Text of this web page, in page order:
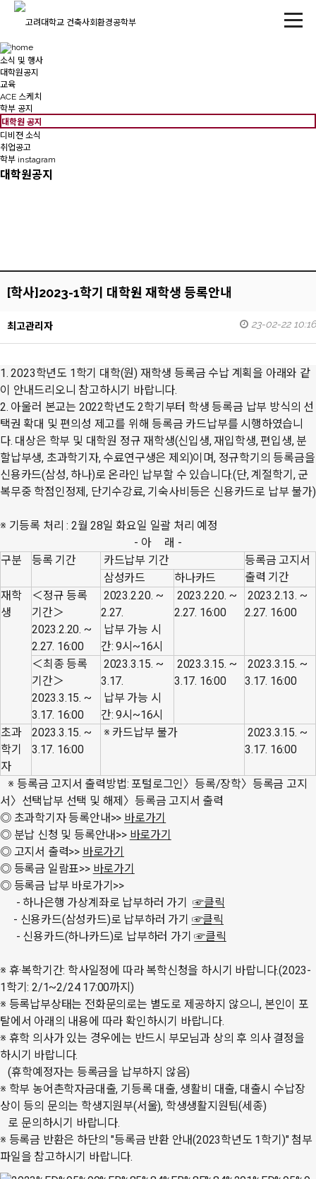
소식 및 행사
대학원공지
교육
ACE 스케치
학부 공지
대학원 공지
디비젼 소식
취업공고
학부 instagram
대학원공지
[학사]2023-1학기 대학원 재학생 등록안내
최고관리자 23-02-22 10:16
1. 2023학년도 1학기 대학(원) 재학생 등록금 수납 계획을 아래와 같
이 안내드리오니 참고하시기 바랍니다.
2. 아울러 본교는 2022학년도 2학기부터 학생 등록금 납부 방식의 선
택권 확대 및 편의성 제고를 위해 등록금 카드납부를 시행하였습니
다. 대상은 학부 및 대학원 정규 재학생(신입생, 재입학생, 편입생, 분
할납부생, 초과학기자, 수료연구생은 제외)이며, 정규학기의 등록금을
신용카드(삼성, 하나)로 온라인 납부할 수 있습니다.(단, 계절학기, 군
복무중 학점인정제, 단기수강료, 기숙사비등은 신용카드로 납부 불가)
※ 기등록 처리 : 2월 28일 화요일 일괄 처리 예정
- 아 래 -
구분
등록 기간 카드납부 기간
등록금 고지서
출력 기간
삼성카드
하나카드
재학
생
＜정규 등록
기간＞
2023.2.20. ~
2.27. 16:00
2023.2.20. ~
2.27.
납부 가능 시
간: 9시~16시
2023.2.20. ~
2.27. 16:00
2023.2.13. ~
2.27. 16:00
＜최종 등록
기간＞
2023.3.15. ~
3.17. 16:00
2023.3.15. ~
3.17.
납부 가능 시
간: 9시~16시
2023.3.15. ~
3.17. 16:00
2023.3.15. ~
3.17. 16:00
초과
학기
자
2023.3.15. ~
3.17. 16:00
※ 카드납부 불가
2023.3.15. ~
3.17. 16:00
※ 등록금 고지서 출력방법: 포털로그인〉등록/장학〉등록금 고지
서〉선택납부 선택 및 해제〉등록금 고지서 출력
◎ 초과학기자 등록안내>> 바로가기
◎분납 신청 및 등록안내>> 바로가기
◎ 고지서 출력>> 바로가기
◎등록금 일람표>> 바로가기
◎ 등록금 납부 바로가기>>
- 하나은행 가상계좌로 납부하러 가기☞클릭
- 신용카드(삼성카드)로 납부하러 가기 ☞클릭
- 신용카드(하나카드)로 납부하러 가기☞클릭
※ 휴·복학기간: 학사일정에 따라 복학신청을 하시기 바랍니다.(2023-
1학기: 2/1~2/24 17:00까지)
※ 등록납부상태는 전화문의로는 별도로 제공하지 않으니, 본인이 포
탈에서 아래의 내용에 따라 확인하시기 바랍니다.
※ 휴학 의사가 있는 경우에는 반드시 부모님과 상의 후 의사 결정을
하시기 바랍니다.
(휴학예정자는 등록금을 납부하지 않음)
※ 학부 농어촌학자금대출, 기등록 대출, 생활비 대출, 대출시 수납장
상이 등의 문의는 학생지원부(서울), 학생생활지원팀(세종)
로 문의하시기 바랍니다.
※ 등록금 반환은 하단의 "등록금 반환 안내(2023학년도 1학기)" 첨부
파일을 참고하시기 바랍니다.